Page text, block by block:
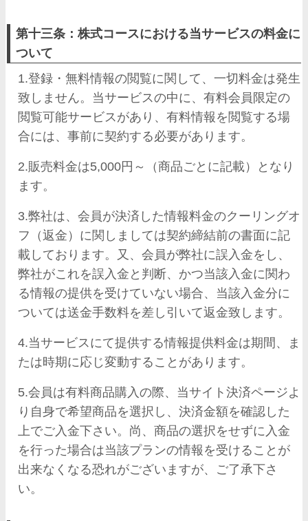
第十三条：株式コースにおける当サービスの料金に
ついて
1.登録・無料情報の閲覧に関して、一切料金は発生
致しません。当サービスの中に、有料会員限定の
閲覧可能サービスがあり、有料情報を閲覧する場
合には、事前に契約する必要があります。
2.販売料金は5,000円～（商品ごとに記載）となり
ます。
3.弊社は、会員が決済した情報料金のクーリングオ
フ（返金）に関しましては契約締結前の書面に記
載しております。又、会員が弊社に誤入金をし、
弊社がこれを誤入金と判断、かつ当該入金に関わ
る情報の提供を受けていない場合、当該入金分に
ついては送金手数料を差し引いて返金致します。
4.当サービスにて提供する情報提供料金は期間、ま
たは時期に応じ変動することがあります。
5.会員は有料商品購入の際、当サイト決済ページよ
り自身で希望商品を選択し、決済金額を確認した
上でご入金下さい。尚、商品の選択をせずに入金
を行った場合は当該プランの情報を受けることが
出来なくなる恐れがございますが、ご了承下さ
い。